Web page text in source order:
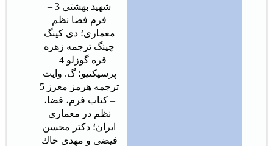
شهید بهشتی 3 –
فرم فضا نظم
معماری؛ دی کینگ
چینگ ترجمه زهره
قره گوزلو 4 –
پرسپکتیو؛ گ. وایت
ترجمه هرمز معزز 5
– کتاب فرم، فضا،
نظم در معماری
ایران؛ دکتر محسن
فیضی و مهدی خاك